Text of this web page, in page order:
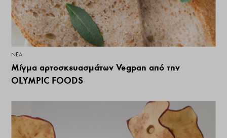
ΝΕΑ
Μίγμα αρτοσκευασμάτων Vegpan από την
OLYMPIC FOODS